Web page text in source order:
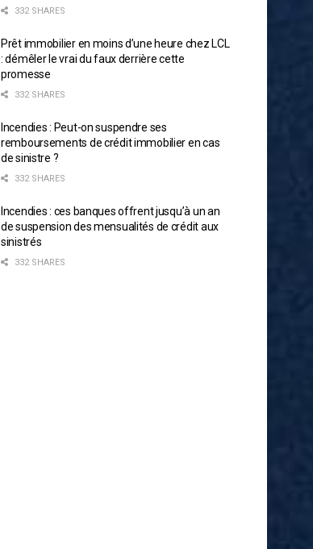
332 SHARES
Prêt immobilier en moins d’une heure chez LCL
: démêler le vrai du faux derrière cette
promesse
332 SHARES
Incendies : Peut-on suspendre ses
remboursements de crédit immobilier en cas
de sinistre ?
332 SHARES
Incendies : ces banques offrent jusqu’à un an
de suspension des mensualités de crédit aux
sinistrés
332 SHARES